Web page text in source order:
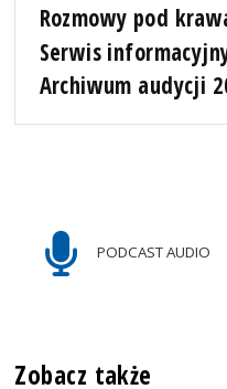
Rozmowy pod
Serwis
Archiwum audycji
PODCAST AUDIO
Zobacz także